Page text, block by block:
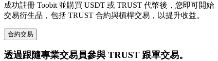
成功註冊 Toobit 並購買 USDT 或 TRUST 代幣後，您即可開始
交易衍生品，包括 TRUST 合約與槓桿交易，以提升收益。
合約交易
透過跟隨專業交易員參與 TRUST 跟單交易。